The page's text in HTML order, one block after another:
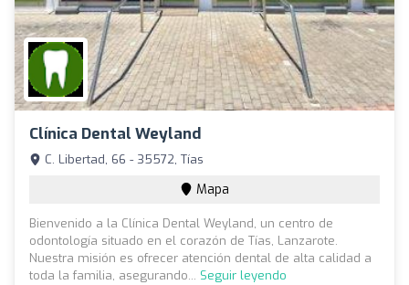
Clínica Dental Weyland
C. Libertad, 66 - 35572, Tías
Mapa
Bienvenido a la Clínica Dental Weyland, un centro de
odontología situado en el corazón de Tías, Lanzarote.
Nuestra misión es ofrecer atención dental de alta calidad a
toda la familia, asegurando... Seguir leyendo